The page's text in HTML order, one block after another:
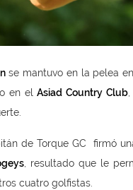
se mantuvo en la pelea
en elAsiad Country Club
de Torque GC firmó
, resultado que le
cuatro golfistas.